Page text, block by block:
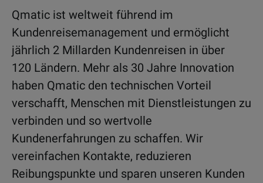
Qmatic ist weltweit führend im
Kundenreisemanagement und ermöglicht
jährlich 2 Millarden Kundenreisen in über
120 Ländern. Mehr als 30 Jahre Innovation
haben Qmatic den technischen Vorteil
verschafft, Menschen mit Dienstleistungen zu
verbinden und so wertvolle
Kundenerfahrungen zu schaffen. Wir
vereinfachen Kontakte, reduzieren
Reibungspunkte und sparen unseren Kunden